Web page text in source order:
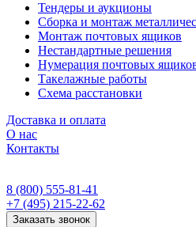
Тендеры и аукционы
Сборка и монтаж
Монтаж почтовых ящиков
Нестандартные решения
Нумерация почтовых
Такелажные работы
Схема расстановки
Доставка и оплата
О нас
Контакты
8 (800) 555-81-41
+7 (495) 215-22-62
Заказать звонок